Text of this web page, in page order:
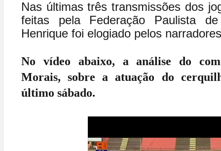
Nas últimas três transmissões dos
feitas pela Federação Paulista
Henrique foi elogiado pelos
No vídeo abaixo, a análise do
Morais, sobre a atuação do
último sábado.